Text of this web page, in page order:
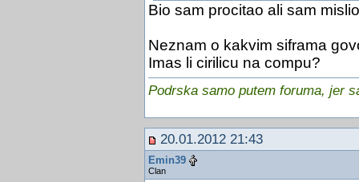
Bio sam procitao ali sam
Neznam o kakvim siframa
Imas li cirilicu na compu?
Podrska samo putem foruma, jer
20.01.2012 21:43
Emin39
Clan